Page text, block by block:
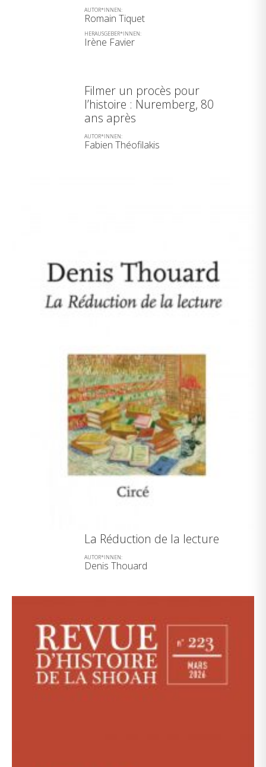
AUTOR*INNEN:
Romain Tiquet
HERAUSGEBER*INNEN:
Irène Favier
Filmer un procès pour
l’histoire : Nuremberg, 80
ans après
AUTOR*INNEN:
Fabien Théofilakis
La Réduction de la lecture
AUTOR*INNEN:
Denis Thouard